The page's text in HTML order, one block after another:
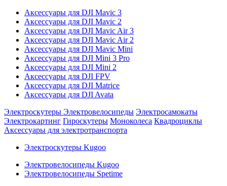
Аксессуары для DJI Mavic 3
Аксессуары для DJI Mavic 2
Аксессуары для DJI Mavic Air 3
Аксессуары для DJI Mavic Air 2
Аксессуары для DJI Mavic Mini
Аксессуары для DJI Mini 3 Pro
Аксессуары для DJI Mini 2
Аксессуары для DJI FPV
Аксессуары для DJI Matrice
Аксессуары для DJI Avata
Электроскутеры Электровелосипеды Электросамокаты
Электрокартинг Гироскутеры Моноколеса Квадроциклы
Аксессуары для электротранспорта
Электроскутеры Kugoo
Электровелосипеды Kugoo
Электровелосипеды Spetime